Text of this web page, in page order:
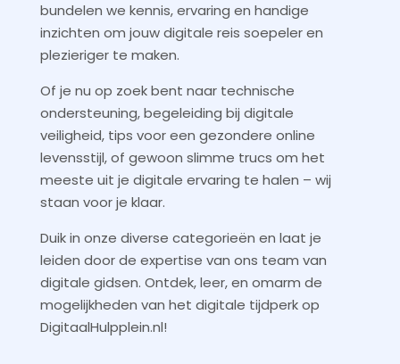
bundelen we kennis, ervaring en handige
inzichten om jouw digitale reis soepeler en
plezieriger te maken.
Of je nu op zoek bent naar technische
ondersteuning, begeleiding bij digitale
veiligheid, tips voor een gezondere online
levensstijl, of gewoon slimme trucs om het
meeste uit je digitale ervaring te halen – wij
staan voor je klaar.
Duik in onze diverse categorieën en laat je
leiden door de expertise van ons team van
digitale gidsen. Ontdek, leer, en omarm de
mogelijkheden van het digitale tijdperk op
DigitaalHulpplein.nl!